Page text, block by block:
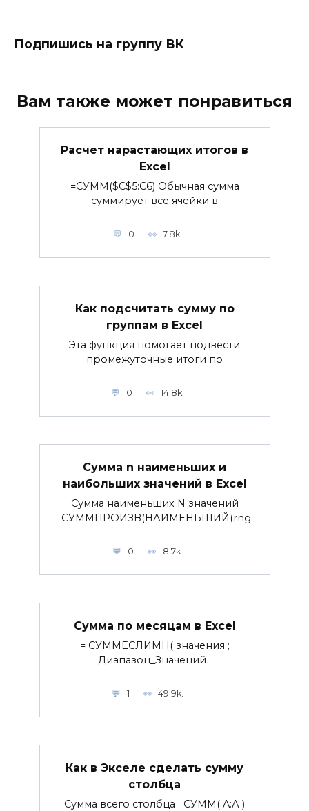
Подпишись на группу ВК
Вам также может понравиться
Расчет нарастающих итогов в
Excel
=СУММ($C$5:C6) Обычная сумма
суммирует все ячейки в
0 7.8k.
Как подсчитать сумму по
группам в Excel
Эта функция помогает подвести
промежуточные итоги по
0 14.8k.
Сумма n наименьших и
наибольших значений в Excel
Сумма наименьших N значений
=СУММПРОИЗВ(НАИМЕНЬШИЙ(rng;
0 8.7k.
Сумма по месяцам в Excel
= СУММЕСЛИМН( значения ;
Диапазон_Значений ;
1 49.9k.
Как в Экселе сделать сумму
столбца
Сумма всего столбца =СУММ( A:А )